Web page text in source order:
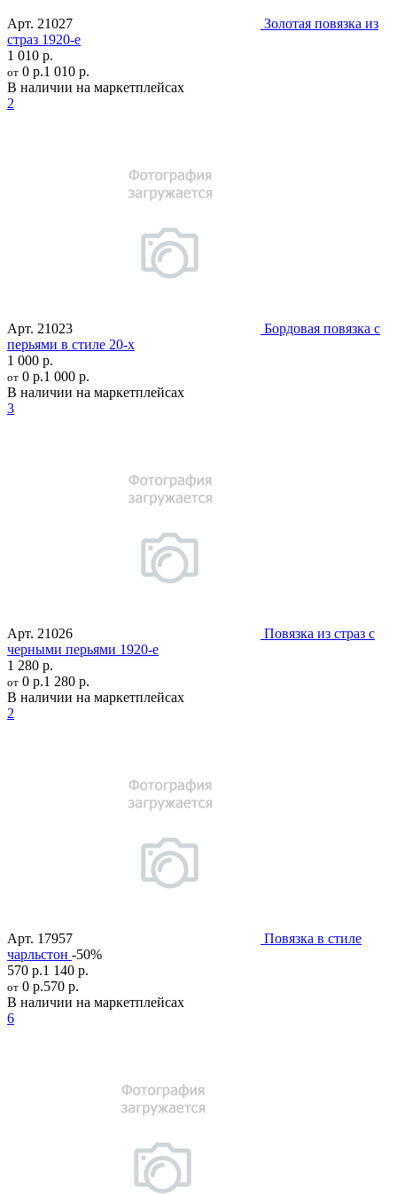
Арт. 21027
Золотая повязка из
страз 1920-е
1 010 р.
от 0 р.1 010 р.
В наличии на маркетплейсах
2
Арт. 21023
Бордовая повязка с
перьями в стиле 20-х
1 000 р.
от 0 р.1 000 р.
В наличии на маркетплейсах
3
Арт. 21026
Повязка из страз с
черными перьями 1920-е
1 280 р.
от 0 р.1 280 р.
В наличии на маркетплейсах
2
Арт. 17957
Повязка в стиле
чарльстон -50%
570 р.1 140 р.
от 0 р.570 р.
В наличии на маркетплейсах
6